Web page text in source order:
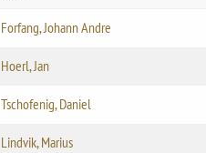
Forfang, Johann Andre
Hoerl, Jan
Tschofenig, Daniel
Lindvik, Marius